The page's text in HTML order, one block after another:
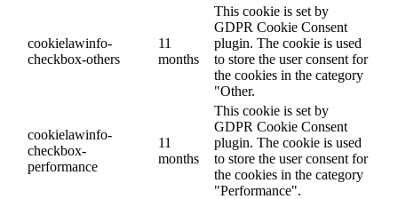
cookielawinfo-
checkbox-others
11
months
This cookie is set by
GDPR Cookie Consent
plugin. The cookie is used
to store the user consent for
the cookies in the category
"Other.
cookielawinfo-
checkbox-
performance
11
months
This cookie is set by
GDPR Cookie Consent
plugin. The cookie is used
to store the user consent for
the cookies in the category
"Performance".